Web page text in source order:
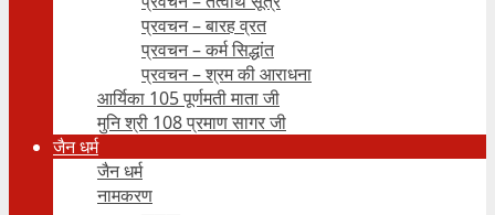
प्रवचन – बारह व्रत
प्रवचन – कर्म सिद्धांत
प्रवचन – श्रम की आराधना
आर्यिका 105 पूर्णमती माता जी
मुनि श्री 108 प्रमाण सागर जी
जैन धर्म
जैन धर्म
नामकरण